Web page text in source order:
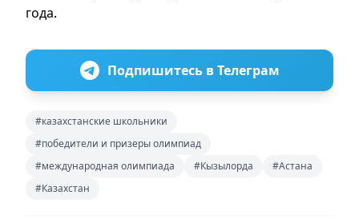
года.
Подпишитесь в Телеграм
#казахстанские школьники
#победители и призеры олимпиад
#международная олимпиада
#Кызылорда
#Астана
#Казахстан